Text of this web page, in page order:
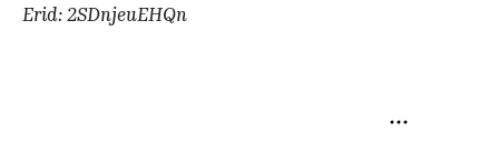
Erid: 2SDnjeuEHQn